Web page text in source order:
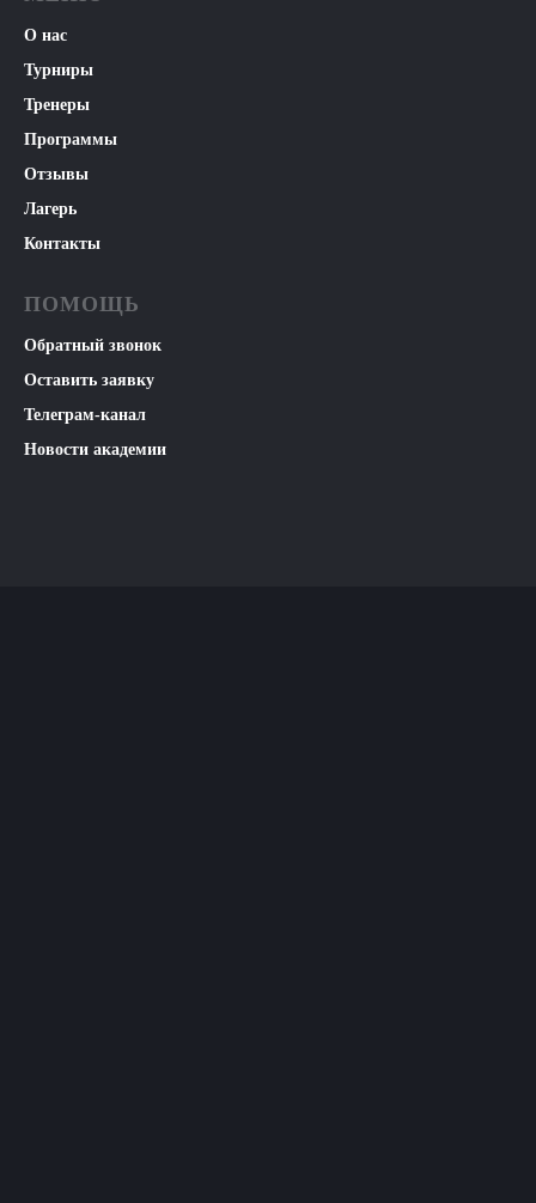
О нас
Турниры
Тренеры
Программы
Отзывы
Лагерь
Контакты
ПОМОЩЬ
Обратный звонок
Оставить заявку
Телеграм-канал
Новости академии